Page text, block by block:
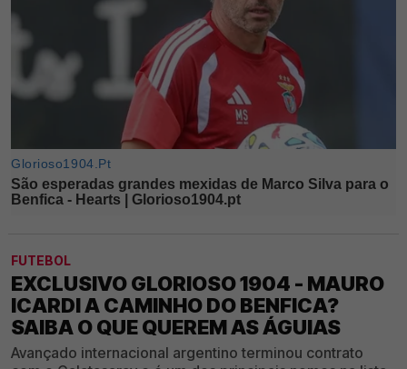
FUTEBOL
EXCLUSIVO GLORIOSO 1904 - MAURO
ICARDI A CAMINHO DO BENFICA?
SAIBA O QUE QUEREM AS ÁGUIAS
Avançado internacional argentino terminou contrato